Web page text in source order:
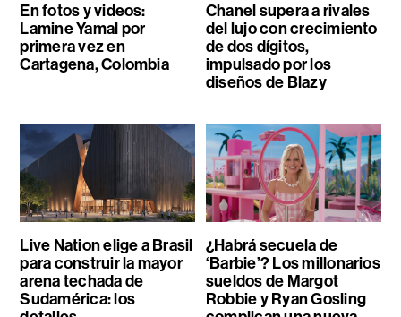
En fotos y videos:
Lamine Yamal por
primera vez en
Cartagena, Colombia
Chanel supera a rivales
del lujo con crecimiento
de dos dígitos,
impulsado por los
diseños de Blazy
Live Nation elige a Brasil
para construir la mayor
arena techada de
Sudamérica: los
¿Habrá secuela de
‘Barbie’? Los millonarios
sueldos de Margot
Robbie y Ryan Gosling